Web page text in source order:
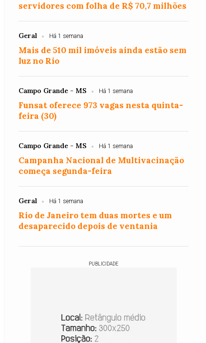
servidores com folha de R$ 70,7 milhões
Geral Há 1 semana
Mais de 510 mil imóveis ainda estão sem
luz no Rio
Campo Grande - MS Há 1 semana
Funsat oferece 973 vagas nesta quinta-
feira (30)
Campo Grande - MS Há 1 semana
Campanha Nacional de Multivacinação
começa segunda-feira
Geral Há 1 semana
Rio de Janeiro tem duas mortes e um
desaparecido depois de ventania
PUBLICIDADE